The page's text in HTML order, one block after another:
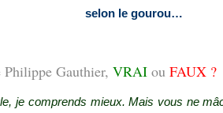
selon le gourou…
Gauthier, VRAI ou FAUX ?
je comprends mieux. Mais vous ne